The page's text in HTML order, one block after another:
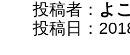
投稿者： よ
投稿日：